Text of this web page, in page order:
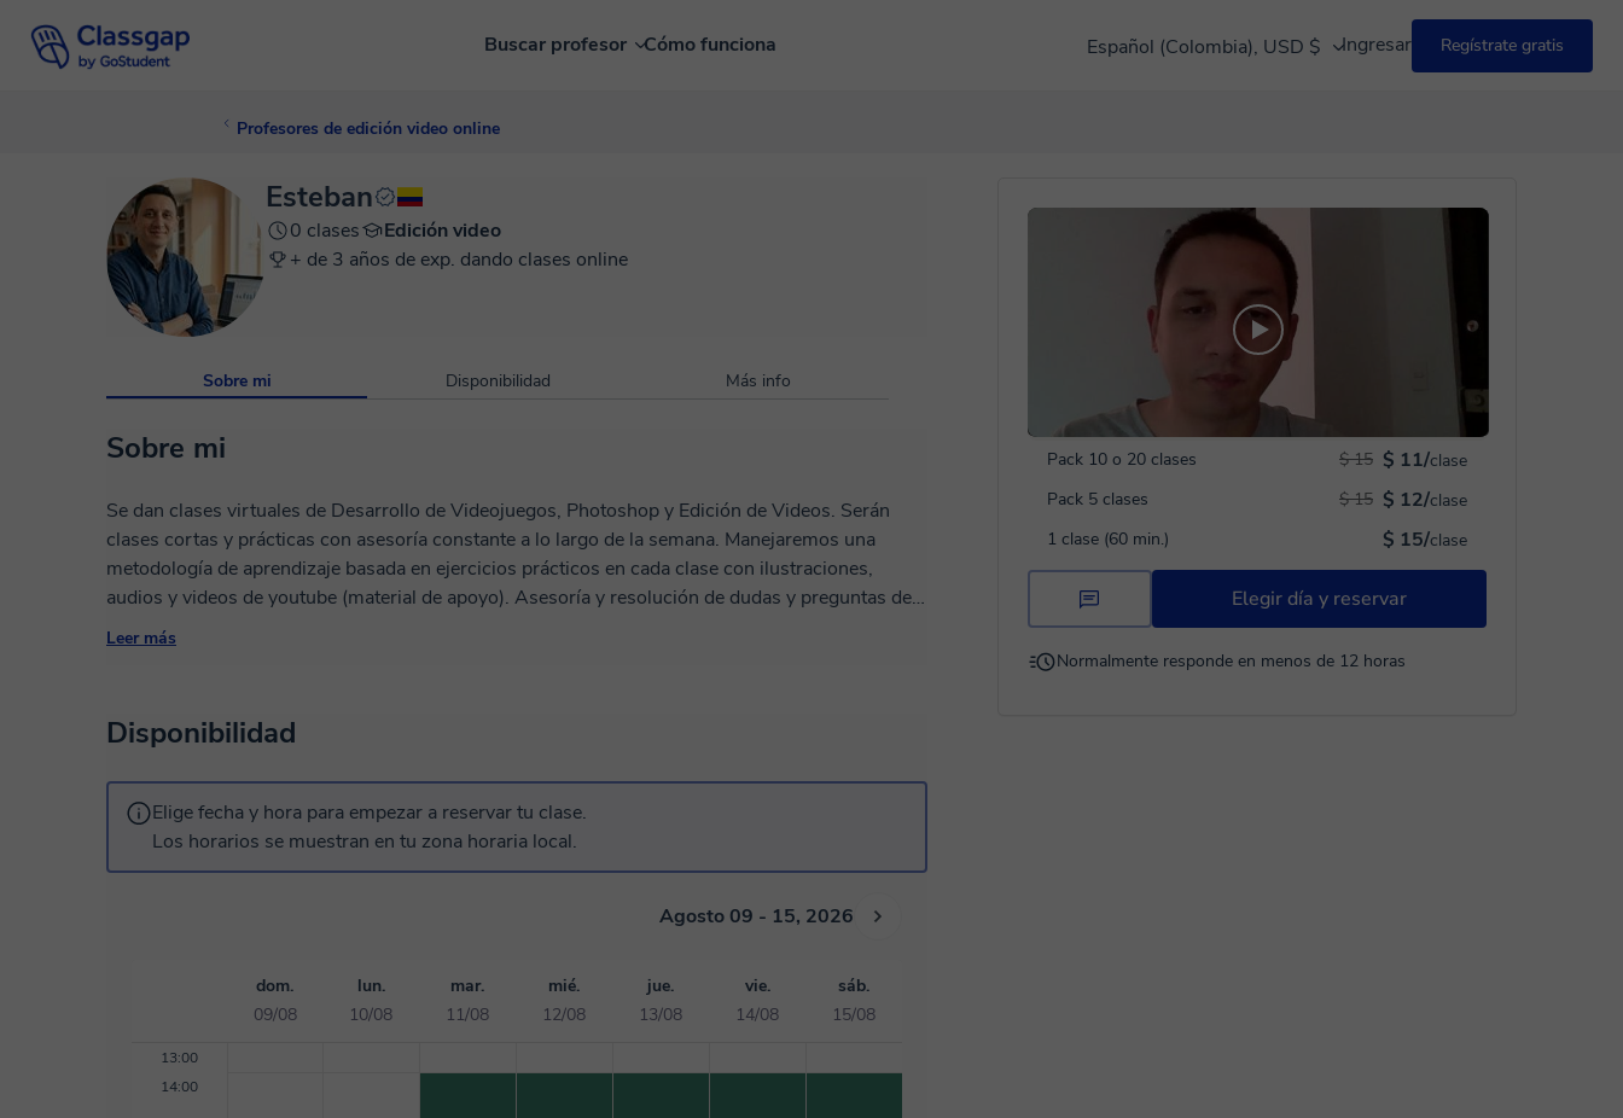
Buscar profesor Cómo funciona Español (Colombia), USD $ Ingresar Regístrate gratis
Profesores de edición video online
Pack 10 o 20 clases $ 11/clase
$ 15
Pack 5 clases
$ 12/clase
$ 15
1 clase (60 min.)
$ 15/clase
Elegir día y reservar
Normalmente responde en menos de 12 horas
Esteban
0 clases
Edición video
+ de 3 años de exp. dando clases online
Sobre mi Disponibilidad Más info
Sobre mi
Se dan clases virtuales de Desarrollo de Videojuegos, Photoshop y Edición de Videos. Serán
clases cortas y prácticas con asesoría constante a lo largo de la semana. Manejaremos una
metodología de aprendizaje basada en ejercicios prácticos en cada clase con ilustraciones,
audios y videos de youtube (material de apoyo). Asesoría y resolución de dudas y preguntas de
forma permanente. Con presentación de diapositivas o talleres específicos, manejaremos el
Leer más
Disponibilidad
Elige fecha y hora para empezar a reservar tu clase.
Los horarios se muestran en tu zona horaria local.
Agosto 09 - 15, 2026
dom.
09/08
lun.
10/08
mar.
11/08
mié.
12/08
jue.
13/08
vie.
14/08
sáb.
15/08
13:00
14:00